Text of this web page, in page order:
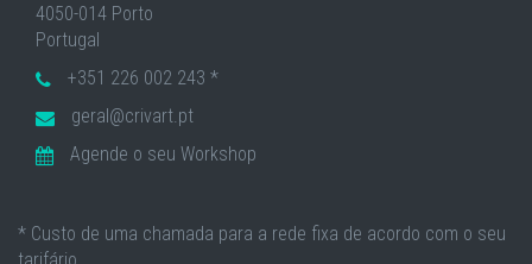
4050-014 Porto
Portugal
+351 226 002 243 *
geral@crivart.pt
Agende o seu Workshop
* Custo de uma chamada para a rede fixa de acordo com o seu